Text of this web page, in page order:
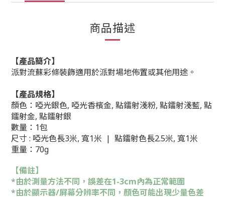
商品描述
【產品簡介】
派對流蘇彩條裝飾適用於派對場地佈置或其他用途。
【產品規格】
顏色： 啞光銀色, 啞光香檳金, 點鐳射淺粉, 點鐳射淺藍, 點
鐳射金, 點鐳射銀
數量：1包
尺寸 : 啞光色長3米, 寬1米 | 點鐳射色長2.5米, 寬1米
重量：70g
【備註】
*由於測量方法不同，誤差在1-3cm內為正常範圍
*由於顯示器/屏幕分辨率不同，顏色可能出現少量色差